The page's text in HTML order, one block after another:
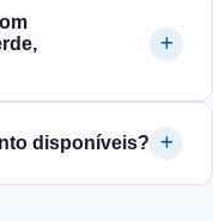
disponíveis?